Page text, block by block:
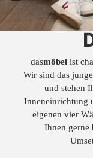
dasmöbelist
Wir sind das
und stehen
Inneneinrichtung
eigenen vier
Ihnen gerne